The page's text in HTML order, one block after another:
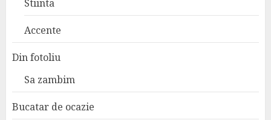
Stiinta
Accente
Din fotoliu
Sa zambim
Bucatar de ocazie